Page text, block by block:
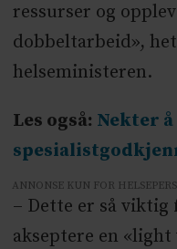
ressurser og
dobbeltarbeid»,
helseministeren.
Les også: Nekter
ANNONSE KUN FOR
– Dette er så viktig
akseptere en